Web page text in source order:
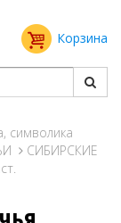
Корзина
символика
СИБИРСКИЕ